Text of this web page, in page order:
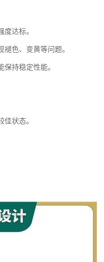
达标。
色、变黄等问题。
持稳定性能。
状态。